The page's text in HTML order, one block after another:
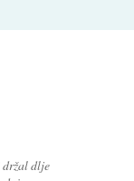
držal dlje